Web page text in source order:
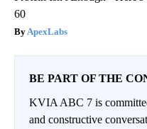
60
ApexLabs
BE PART OF THE
KVIA ABC 7 is
and constructive